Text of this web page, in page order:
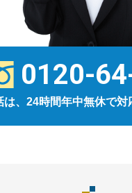
0120-
は、24時間年中無休で対